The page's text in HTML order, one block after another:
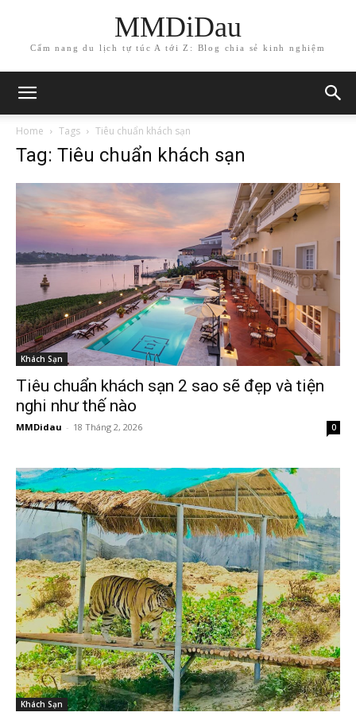
MMDiDau
Cẩm nang du lịch tự túc A tới Z: Blog chia sẻ kinh nghiệm
Home Tags Tiêu chuẩn khách sạn
Tag: Tiêu chuẩn khách sạn
Khách Sạn
Tiêu chuẩn khách sạn 2 sao sẽ đẹp và tiện
nghi như thế nào
MMDidau - 18 Tháng 2, 2026 0
Khách Sạn